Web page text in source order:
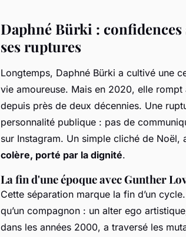
Daphné Bürki :
ses ruptures
Longtemps, Daphné Bürki a cultivé une
vie amoureuse. Mais en 2020, elle rompt
depuis près de deux décennies. Une
personnalité publique : pas de
sur Instagram. Un simple cliché de Noël,
colère, porté par la dignité.
La fin d'une époque avec Gunther
Cette séparation marque la fin d’un
qu’un compagnon : un alter ego
dans les années 2000, a traversé les